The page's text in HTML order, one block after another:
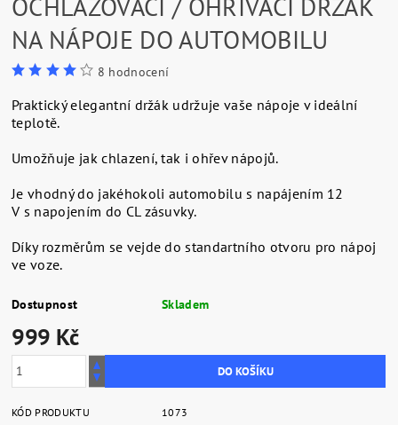
NA NÁPOJE DO AUTOMOBILU
8 hodnocení
Praktický elegantní držák udržuje vaše nápoje v ideální
teplotě.
Umožňuje jak chlazení, tak i ohřev nápojů.
Je vhodný do jakéhokoli automobilu s napájením 12
V s napojením do CL zásuvky.
Díky rozměrům se vejde do standartního otvoru pro nápoj
ve voze.
Dostupnost Skladem
999 Kč
KÓD PRODUKTU
1073